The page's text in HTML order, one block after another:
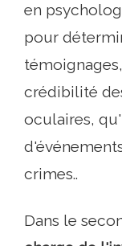
en
pour
crédibilité
oculaires,
crimes..
Dans le